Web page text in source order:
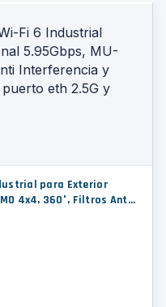
para Exterior
4x4, 360°, Filtros Anti
IA, puerto eth 2.5G y